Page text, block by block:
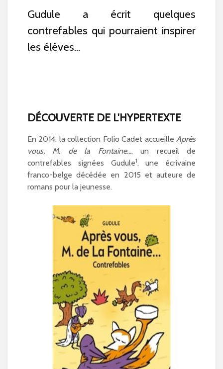
Gudule a écrit quelques
contrefables qui pourraient inspirer
les élèves...
DÉCOUVERTE DE L'HYPERTEXTE
En 2014, la collection Folio Cadet accueille Après
vous, M. de la Fontaine..., un recueil de
contrefables signées Gudule1, une écrivaine
franco-belge décédée en 2015 et auteure de
romans pour la jeunesse.